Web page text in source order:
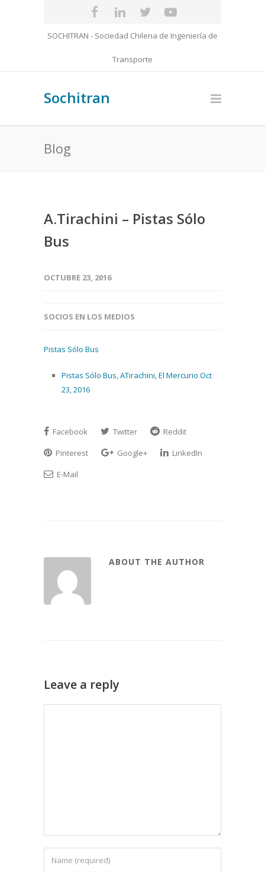
SOCHITRAN - Sociedad Chilena de Ingeniería de
Transporte
Sochitran
Blog
A.Tirachini – Pistas Sólo
Bus
OCTUBRE 23, 2016
SOCIOS EN LOS MEDIOS
Pistas Sólo Bus
Pistas Sólo Bus, ATirachini, El Mercurio Oct
23, 2016
Facebook Twitter
Reddit
Pinterest
Google+
LinkedIn
E-Mail
ABOUT THE AUTHOR
Leave a reply